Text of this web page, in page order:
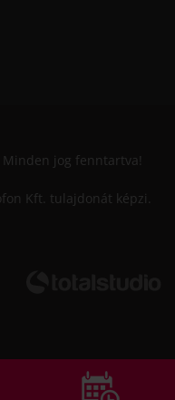
jog fenntartva!
Kft. tulajdonát képzi.